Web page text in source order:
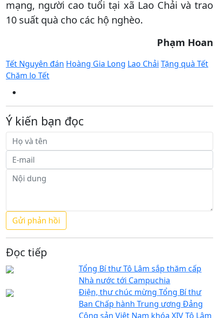
mạng, người cao tuổi tại xã Lao Chải và trao
10 suất quà cho các hộ nghèo.
Phạm Hoan
Tết Nguyên đán Hoàng Gia Long Lao Chải Tặng quà Tết
Chăm lo Tết
Ý kiến bạn đọc
Đọc tiếp
Tổng Bí thư Tô Lâm sắp thăm cấp
Nhà nước tới Campuchia
Điện, thư chúc mừng Tổng Bí thư
Ban Chấp hành Trung ương Đảng
Cộng sản Việt Nam khóa XIV Tô Lâm